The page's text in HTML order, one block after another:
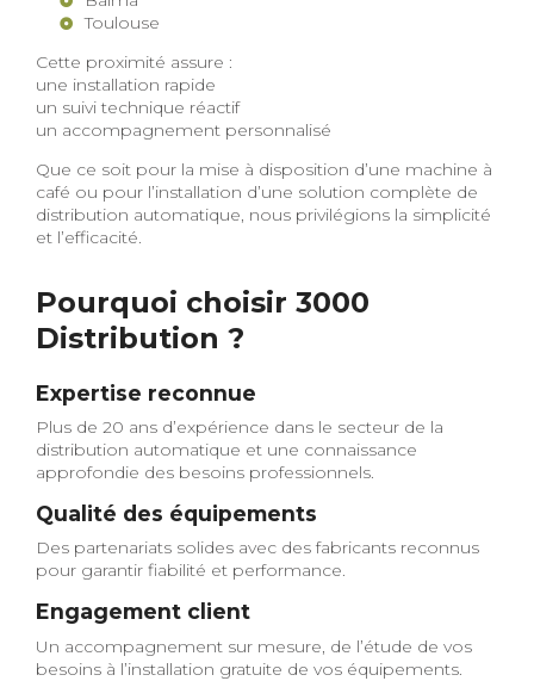
Toulouse
Cette proximité assure :
une installation rapide
un suivi technique réactif
un accompagnement personnalisé
Que ce soit pour la mise à disposition d’une machine à
café ou pour l’installation d’une solution complète de
distribution automatique, nous privilégions la simplicité
et l’efficacité.
Pourquoi choisir 3000
Distribution ?
Expertise reconnue
Plus de 20 ans d’expérience dans le secteur de la
distribution automatique et une connaissance
approfondie des besoins professionnels.
Qualité des équipements
Des partenariats solides avec des fabricants reconnus
pour garantir fiabilité et performance.
Engagement client
Un accompagnement sur mesure, de l’étude de vos
besoins à l’installation gratuite de vos équipements.